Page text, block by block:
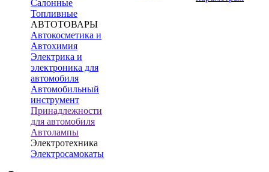
Салонные
Топливные
АВТОТОВАРЫ
Автокосметика и
Автохимия
Электрика и
электроника для
автомобиля
Автомобильный
инструмент
Принадлежности
для автомобиля
Автолампы
Электротехника
Электросамокаты